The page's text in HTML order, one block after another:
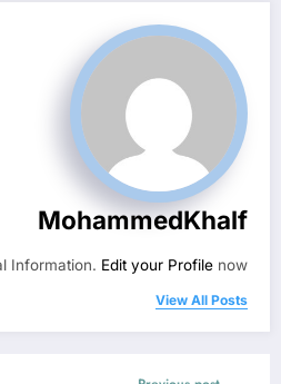
MohammedKhalf
Information. Edit your Profile now.
View All Posts